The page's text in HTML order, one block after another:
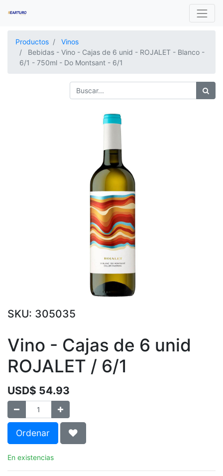
Productos
Vinos
Bebidas - Vino - Cajas de 6 unid - ROJALET - Blanco -
6/1 - 750ml - Do Montsant - 6/1
SKU: 305035
Vino - Cajas de 6 unid
ROJALET / 6/1
USD$ 54.93
Ordenar
En existencias